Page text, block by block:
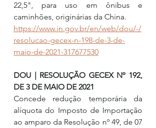
22,5", para uso em ônibus e
caminhões, originárias da China.
https://www.in.gov.br/en/web/dou/-/
resolucao-gecex-n-198-de-3-de-
maio-de-2021-317677530
DOU | RESOLUÇÃO GECEX Nº 192,
DE 3 DE MAIO DE 2021
Concede redução temporária da
alíquota do Imposto de Importação
ao amparo da Resolução nº 49, de 07